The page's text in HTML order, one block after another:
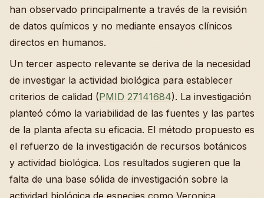
han observado principalmente a través de la revisión
de datos químicos y no mediante ensayos clínicos
directos en humanos.
Un tercer aspecto relevante se deriva de la necesidad
de investigar la actividad biológica para establecer
criterios de calidad (PMID 27141684). La investigación
planteó cómo la variabilidad de las fuentes y las partes
de la planta afecta su eficacia. El método propuesto es
el refuerzo de la investigación de recursos botánicos
y actividad biológica. Los resultados sugieren que la
falta de una base sólida de investigación sobre la